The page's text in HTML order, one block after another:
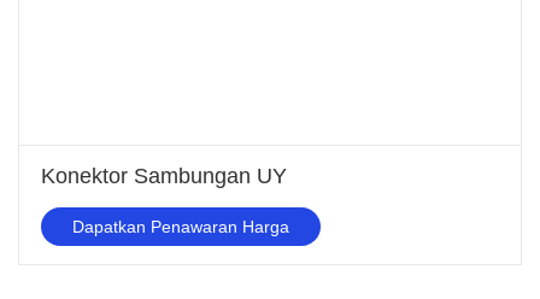
Konektor Sambungan UY
Dapatkan Penawaran Harga